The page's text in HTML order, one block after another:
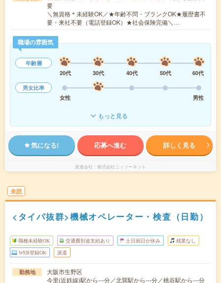
要
＼無資格＊未経験OK／★年齢不問・ブランクOK★履歴書不
要・来社不要（電話登録OK）★社会保険完備＼…
職場の雰囲気
年齢層
20代
30代 40代 50代
60代
男女比率
女性
男性
もっと見る
気になる! 応募へ進む 詳しく見る
派遣会社 株式会社ニッソーネット
未読
<タイパ抜群>機械オペレーター・検査（日勤）
職種未経験OK 交通費別途支給あり 土日祝日が休み 残業なし
WEB登録OK 派遣
勤務地
大阪市生野区
今里(近鉄線)駅から---分／北巽駅から---分／桃谷駅から---分